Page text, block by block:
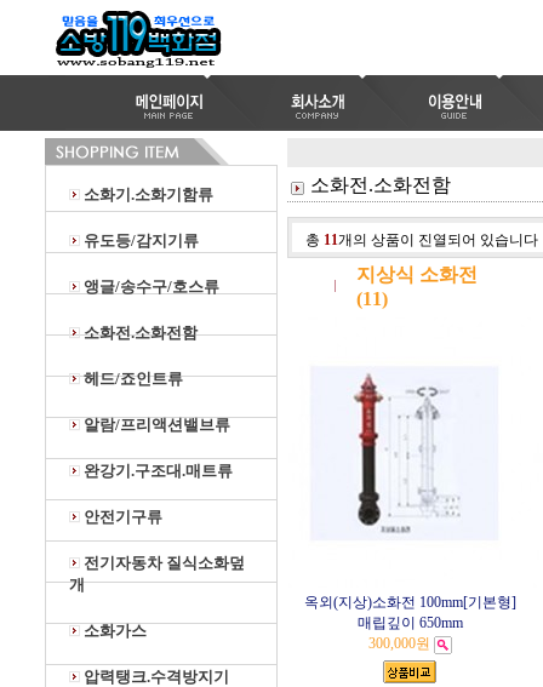
소화기.소화기함류
유도등/감지기류
앵글/송수구/호스류
소화전.소화전함
헤드/죠인트류
알람/프리액션밸브류
완강기.구조대.매트류
안전기구류
전기자동차 질식소화덮
개
소화가스
압력탱크.수격방지기
소화전.소화전함
총 11개의 상품이 진열되어 있습니다
지상식 소화전
(11)
옥외(지상)소화전 100mm[기본형]
매립깊이 650mm
300,000원